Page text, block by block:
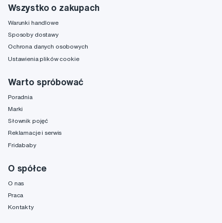
Wszystko o zakupach
Warunki handlowe
Sposoby dostawy
Ochrona danych osobowych
Ustawienia plików cookie
Warto spróbować
Poradnia
Marki
Słownik pojęć
Reklamacje i serwis
Fridababy
O spółce
O nas
Praca
Kontakty